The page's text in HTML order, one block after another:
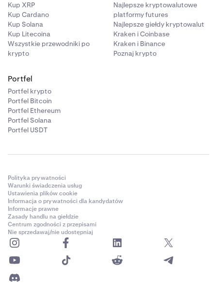
Kup XRP
Kup Cardano
Kup Solana
Kup Litecoina
Wszystkie przewodniki po
krypto
Najlepsze kryptowalutowe
platformy futures
Najlepsze giełdy kryptowalut
Kraken i Coinbase
Kraken i Binance
Poznaj krypto
Portfel
Portfel krypto
Portfel Bitcoin
Portfel Ethereum
Portfel Solana
Portfel USDT
Polityka prywatności
Warunki świadczenia usług
Ustawienia plików cookie
Informacja o prywatności dla kandydatów
Informacje prawne
Zasady handlu na giełdzie
Centrum zgodności z przepisami
Nie sprzedawaj/nie udostępniaj